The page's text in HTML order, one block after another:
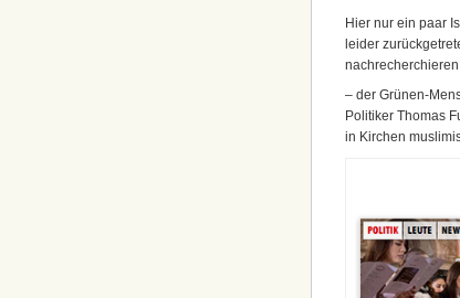
Hier nur ein paar
leider
– der Grünen-
Politiker Thomas
in Kirchen